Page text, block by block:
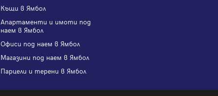
Къщи в Ямбол
Апартаменти и имоти под
наем в Ямбол
Офиси под наем в Ямбол
Магазини под наем в Ямбол
Парцели и терени в Ямбол